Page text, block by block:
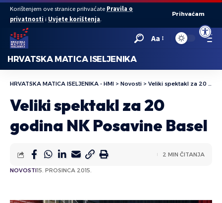
Open
Korištenjem ove stranice prihvaćate Pravila o
privatnosti i Uvjete korištenja.
Prihvaćam
Aa
HRVATSKA MATICA ISELJENIKA
HRVATSKA MATICA ISELJENIKA - HMI > Novosti > Veliki spektakl za 20 godina NK Posavine Basel
Veliki spektakl za 20
godina NK Posavine Basel
NOVOSTI15. PROSINCA 2015.
2 MIN ČITANJA